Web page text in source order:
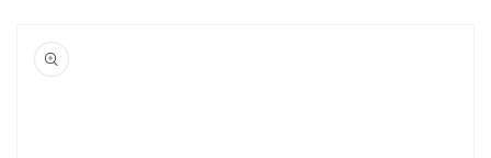
informazioni
sul prodotto